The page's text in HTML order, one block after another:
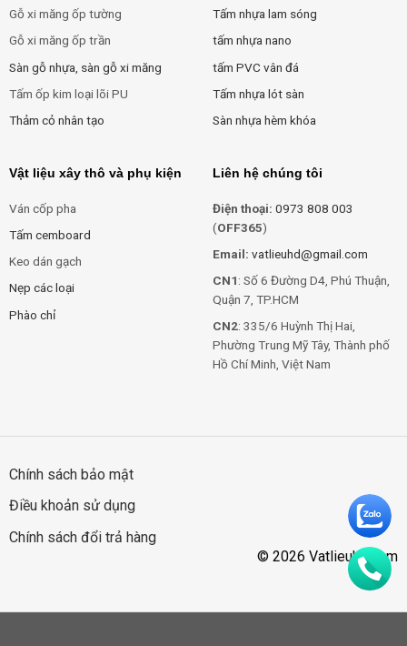
Gỗ xi măng ốp tường
Gỗ xi măng ốp trần
Sàn gỗ nhựa, sàn gỗ xi măng
Tấm ốp kim loại lõi PU
Thảm cỏ nhân tạo
Tấm nhựa lam sóng
tấm nhựa nano
tấm PVC vân đá
Tấm nhựa lót sàn
Sàn nhựa hèm khóa
Vật liệu xây thô và phụ kiện
Ván cốp pha
Tấm cemboard
Keo dán gạch
Nẹp các loại
Phào chỉ
Liên hệ chúng tôi
Điện thoại: 0973 808 003
(OFF365)
Email: vatlieuhd@gmail.com
CN1: Số 6 Đường D4, Phú Thuận,
Quận 7, TP.HCM
CN2: 335/6 Huỳnh Thị Hai,
Phường Trung Mỹ Tây, Thành phố
Hồ Chí Minh, Việt Nam
Chính sách bảo mật
Điều khoản sử dụng
Chính sách đổi trả hàng
© 2026 Vatlieuhd.com